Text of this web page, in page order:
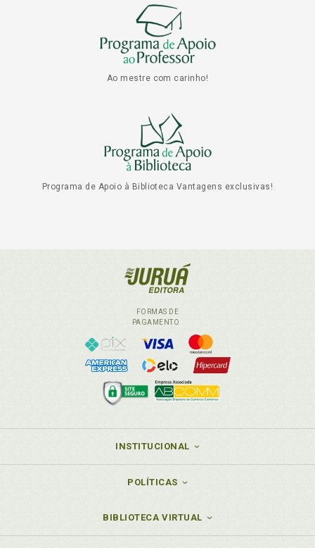
Ao mestre com carinho!
Programa de Apoio à Biblioteca Vantagens exclusivas!
FORMAS DE
PAGAMENTO
INSTITUCIONAL
POLÍTICAS
BIBLIOTECA VIRTUAL